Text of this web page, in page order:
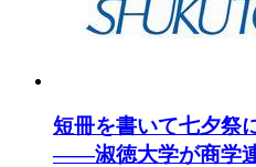
短冊を書いて七夕祭
――淑徳大学が商学